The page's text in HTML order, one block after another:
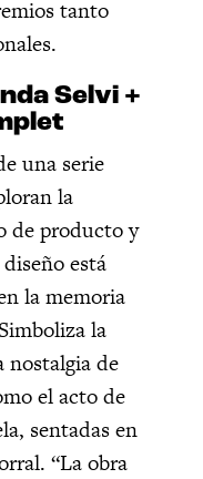
tanto
Selvi +
una serie
la
de producto y
está
la memoria
la
nostalgia de
el acto de
sentadas en
“La obra